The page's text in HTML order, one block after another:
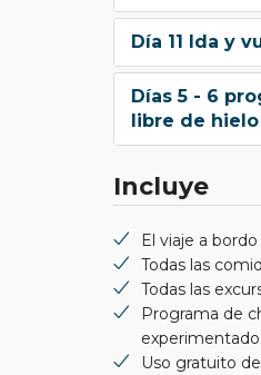
Día 11 Ida y
Días 5 - 6
libre de
Incluye
El viaje a
Todas las
Todas las
Programa de
experimentado.
Uso gratuito